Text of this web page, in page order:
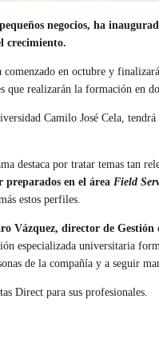
negocios, ha
crecimiento.
en octubre y
que realizarán la formación en
Camilo José Cela,
destaca por tratar temas tan
preparados en el área Field
estos perfiles.
Vázquez, director de Gestión
especializada universitaria
de la compañía y a seguir
Direct para sus profesionales.